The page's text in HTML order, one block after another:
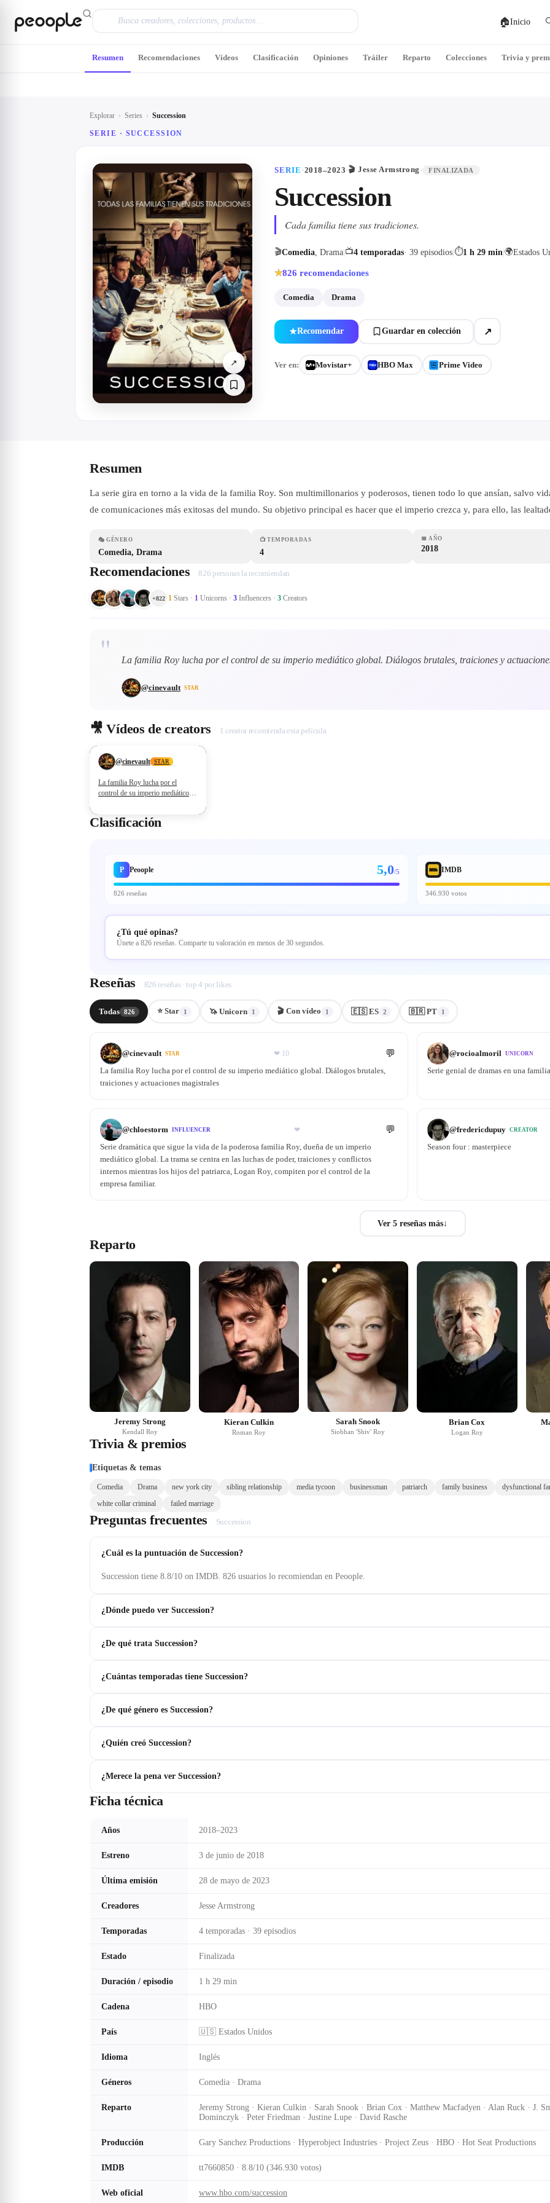
🏠Inicio
Explorar › Series › Succession
SERIE · SUCCESSION
↗
SERIE ·2018–2023·🎬 Jesse Armstrong · FINALIZADA
Succession
Cada familia tiene sus tradiciones.
🎬Comedia, Drama 📺4 temporadas· 39 episodios ⏱1 h 29 min 🌍Estados
★826 recomendaciones
Comedia Drama
★Recomendar Guardar en colección ↗
Ver en: Movistar+ HBO Max Prime Video
Resumen Recomendaciones Vídeos Clasificación Opiniones Tráiler Reparto Colecciones Trivia y
Resumen
La serie gira en torno a la vida de la familia Roy. Son multimillonarios y poderosos, tienen todo lo que ansían, salvo
de comunicaciones más exitosas del mundo. Su objetivo principal es hacer que el imperio crezca y, para ello, las
🎭 GÉNERO
Comedia, Drama
📺 TEMPORADAS
4
📅 AÑO
2018
Recomendaciones 826 personas la recomiendan
+822 1 Stars · 1 Unicorns · 3 Influencers · 3 Creators
" La familia Roy lucha por el control de su imperio mediático global. Diálogos brutales, traiciones y
@cinevault STAR
🎥Vídeos de creators 1 creator recomienda esta película
❤ 10
@cinevault STAR
La familia Roy lucha por el
control de su imperio mediático
magistrales
Clasificación
P Peoople 5,0/5
826 reseñas
IMDB
346.930 votos
¿Tú qué opinas?
Únete a 826 reseñas. Comparte tu valoración en menos de 30 segundos.
Reseñas 826 reseñas · top 4 por likes
Todas 826 ⭐ Star 1 🦄 Unicorn 1 🎬 Con vídeo 1 🇪🇸 ES 2 🇧🇷 PT 1
@cinevault STAR ❤ 10 💬
La familia Roy lucha por el control de su imperio mediático global. Diálogos brutales,
traiciones y actuaciones magistrales
@rocioalmoril UNICORN
Serie genial de dramas en una
@chloestorm INFLUENCER ❤ 💬
Serie dramática que sigue la vida de la poderosa familia Roy, dueña de un imperio
mediático global. La trama se centra en las luchas de poder, traiciones y conflictos
internos mientras los hijos del patriarca, Logan Roy, compiten por el control de la
empresa familiar.
@fredericdupuy CREATOR
Season four : masterpiece
Ver 5 reseñas más↓
Reparto
Jeremy Strong
Kendall Roy
Kieran Culkin
Roman Roy
Sarah Snook
Siobhan 'Shiv' Roy
Brian Cox
Logan Roy
Trivia & premios
Etiquetas & temas
Comedia Drama new york city sibling relationship media tycoon businessman patriarch family business
dysfunctional
white collar criminal
failed marriage
Preguntas frecuentes Succession
¿Cuál es la puntuación de Succession?
Succession tiene 8.8/10 on IMDB. 826 usuarios lo recomiendan en Peoople.
¿Dónde puedo ver Succession?
¿De qué trata Succession?
¿Cuántas temporadas tiene Succession?
¿De qué género es Succession?
¿Quién creó Succession?
¿Merece la pena ver Succession?
Ficha técnica
Años 2018–2023
Estreno 3 de junio de 2018
Última emisión 28 de mayo de 2023
Creadores Jesse Armstrong
Temporadas 4 temporadas · 39 episodios
Estado Finalizada
Duración / episodio 1 h 29 min
Cadena HBO
País 🇺🇸 Estados Unidos
Idioma Inglés
Géneros Comedia · Drama
Reparto
Jeremy Strong · Kieran Culkin · Sarah Snook · Brian Cox · Matthew Macfadyen · Alan Ruck · J.
Dominczyk · Peter Friedman · Justine Lupe · David Rasche
Producción Gary Sanchez Productions · Hyperobject Industries · Project Zeus · HBO · Hot Seat Productions
IMDB tt7660850 · 8.8/10 (346.930 votos)
Web oficial www.hbo.com/succession